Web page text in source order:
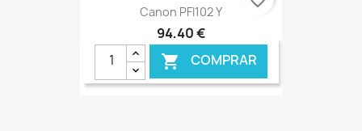
Canon PFI102 Y
94,40 €
 COMPRAR